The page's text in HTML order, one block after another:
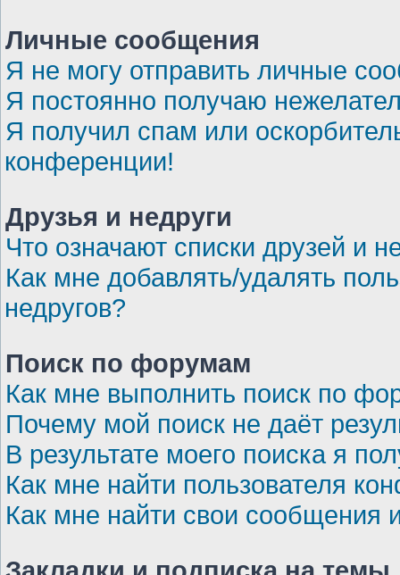
Личные сообщения
Я не могу отправить личные
Я постоянно получаю
Я получил спам или
конференции!
Друзья и недруги
Что означают списки друзей и
Как мне добавлять/удалять
недругов?
Поиск по форумам
Как мне выполнить поиск по
Почему мой поиск не даёт
В результате моего поиска я
Как мне найти пользователя
Как мне найти свои сообщения